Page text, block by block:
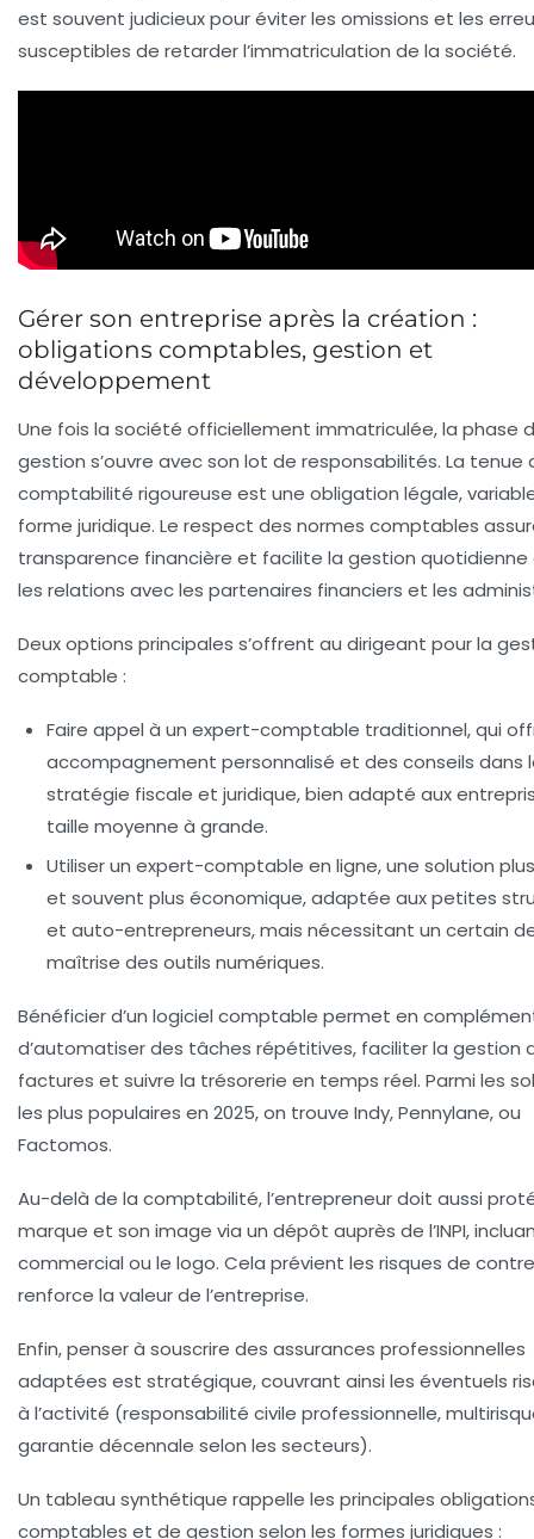
est souvent judicieux pour éviter les omissions et les
susceptibles de retarder l’immatriculation de la société.
Gérer son entreprise après la création :
obligations comptables, gestion et
développement
Une fois la société officiellement immatriculée, la phase
gestion s’ouvre avec son lot de responsabilités. La tenue
comptabilité rigoureuse est une obligation légale,
forme juridique. Le respect des normes comptables
transparence financière et facilite la gestion quotidienne
les relations avec les partenaires financiers et les
Deux options principales s’offrent au dirigeant pour la
comptable :
Faire appel à un expert-comptable traditionnel,qui
accompagnement personnalisé et des conseils dans
stratégie fiscale et juridique, bien adapté aux
taille moyenne à grande.
Utiliser un expert-comptable en ligne,une solution
et souvent plus économique, adaptée aux petites
et auto-entrepreneurs, mais nécessitant un certain
maîtrise des outils numériques.
Bénéficier d’un logiciel comptable permet en
d’automatiser des tâches répétitives, faciliter la gestion
factures et suivre la trésorerie en temps réel. Parmi les
les plus populaires en 2025, on trouve Indy, Pennylane, ou
Factomos.
Au-delà de la comptabilité, l’entrepreneur doit aussi
marque et son image via un dépôt auprès de l’INPI,
commercial ou le logo. Cela prévient les risques de
renforce la valeur de l’entreprise.
Enfin, penser à souscrire des assurances professionnelles
adaptées est stratégique, couvrant ainsi les éventuels
à l’activité (responsabilité civile professionnelle,
garantie décennale selon les secteurs).
Un tableau synthétique rappelle les principales
comptables et de gestion selon les formes juridiques :